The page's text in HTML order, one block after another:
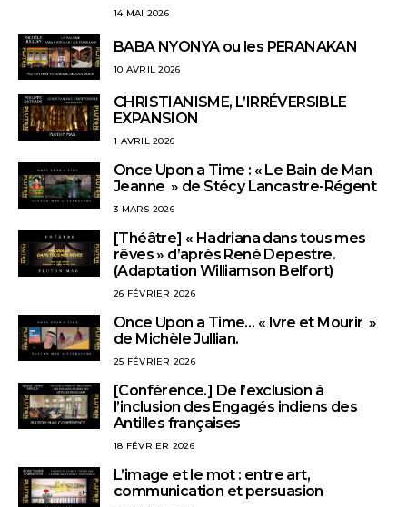
14 MAI 2026
BABA NYONYA ou les PERANAKAN
10 AVRIL 2026
CHRISTIANISME, L’IRRÉVERSIBLE
EXPANSION
1 AVRIL 2026
Once Upon a Time : « Le Bain de Man
Jeanne » de Stécy Lancastre-Régent
3 MARS 2026
[Théâtre] « Hadriana dans tous mes
rêves » d’après René Depestre.
(Adaptation Williamson Belfort)
26 FÉVRIER 2026
Once Upon a Time… « Ivre et Mourir »
de Michèle Jullian.
25 FÉVRIER 2026
[Conférence.] De l’exclusion à
l’inclusion des Engagés indiens des
Antilles françaises
18 FÉVRIER 2026
L’image et le mot : entre art,
communication et persuasion